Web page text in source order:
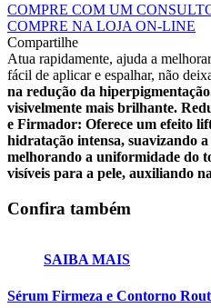
COMPRE COM UM
COMPRE NA LOJA ON-LINE
Compartilhe
Atua rapidamente, ajuda a
fácil de aplicar e espalhar, não
na redução da
visivelmente mais brilhante.
e Firmador: Oferece um efeito
hidratação intensa, suavizando
melhorando a uniformidade do
visíveis para a pele, auxiliando
Confira também
SAIBA MAIS
Sérum Firmeza e Contorno